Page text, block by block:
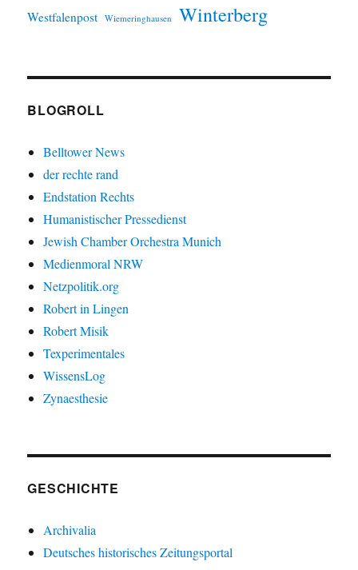
Westfalenpost Wiemeringhausen Winterberg
BLOGROLL
Belltower News
der rechte rand
Endstation Rechts
Humanistischer Pressedienst
Jewish Chamber Orchestra Munich
Medienmoral NRW
Netzpolitik.org
Robert in Lingen
Robert Misik
Texperimentales
WissensLog
Zynaesthesie
GESCHICHTE
Archivalia
Deutsches historisches Zeitungsportal